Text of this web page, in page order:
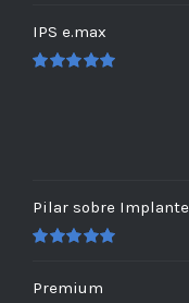
IPS e.max
Pilar sobre Implante
Premium